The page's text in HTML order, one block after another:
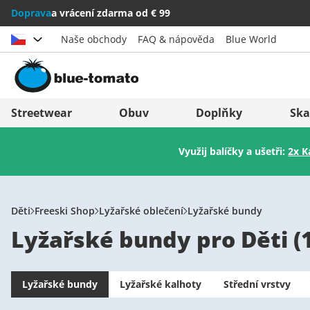
Dopravaa vrácení zdarma od € 99
Vybrat zemi
Österreich
Svizzera (Italiano)
France
Italia (Italiano)
Italien (Deutsch)
Suomi
United Kingdom
Naše obchody FAQ & nápověda Blue World
Streetwear Obuv Doplňky
Využij balíčky a ušetři:2x
Děti Freeski Shop Lyžařské oblečení Lyžařské bundy
Lyžařské bundy pro Děti (
Lyžařské bundy Lyžařské kalhoty Střední vrstvy